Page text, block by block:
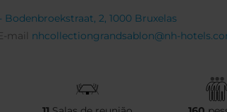
Bodenbroekstraat, 2, 1000 Bruxelas
mail nhcollectiongrandsablon@nh-